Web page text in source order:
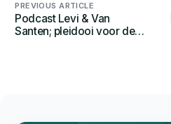
PREVIOUS ARTICLE
Podcast Levi & Van
Santen; pleidooi voor de